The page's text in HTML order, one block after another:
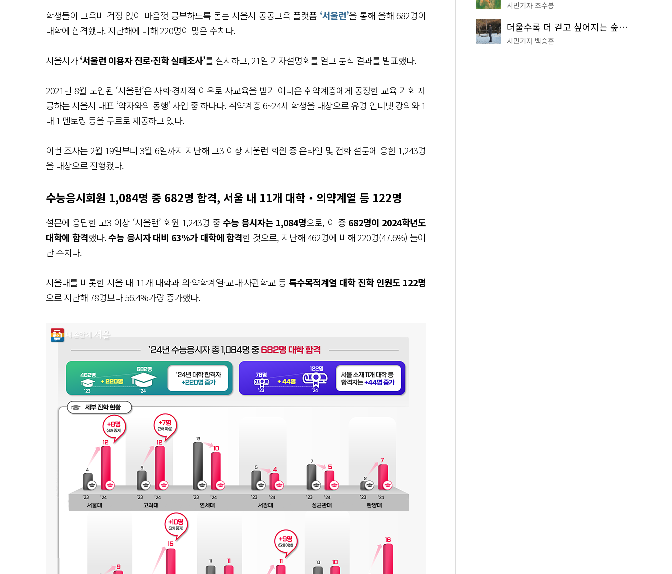
학생들이 교육비 걱정 없이 마음껏 공부하도록 돕는 서울시 공공교육 플랫폼 ‘서울런’을 통해 올해 682명이
대학에 합격했다. 지난해에 비해 220명이 많은 수치다.
서울시가‘서울런 이용자 진로·진학 실태조사’를 실시하고, 21일 기자설명회를 열고 분석 결과를 발표했다.
2021년 8월 도입된 ‘서울런’은 사회·경제적 이유로 사교육을 받기 어려운 취약계층에게 공정한 교육 기회 제
공하는 서울시 대표 ‘약자와의 동행’ 사업 중 하나다. 취약계층 6~24세 학생을 대상으로 유명 인터넷 강의와 1
대 1 멘토링 등을 무료로 제공하고 있다.
이번 조사는 2월 19일부터 3월 6일까지 지난해 고3 이상 서울런 회원 중 온라인 및 전화 설문에 응한 1,243명
을 대상으로 진행됐다.
수능응시회원 1,084명 중 682명 합격, 서울 내 11개 대학‧의약계열 등 122명
설문에 응답한 고3 이상 ‘서울런’ 회원 1,243명 중수능 응시자는 1,084명으로, 이 중 682명이 2024학년도
대학에 합격했다.수능 응시자 대비 63%가 대학에 합격한 것으로, 지난해 462명에 비해 220명(47.6%) 늘어
난 수치다.
서울대를 비롯한 서울 내 11개 대학과 의·약학계열·교대·사관학교 등 특수목적계열 대학 진학 인원도 122명
으로지난해 78명보다 56.4%가량 증가했다.
시민기자 조수봉
더울수록 더 걷고 싶어지는 숲길! 서울둘레길 '아차산 코스'
시민기자 백승훈